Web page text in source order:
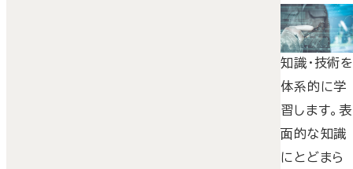
各職種にお
ける専門的
知識・技術
体系的に学
習します。表
面的な知識
にとどまら